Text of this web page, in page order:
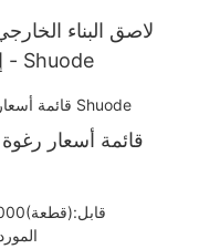
إيبوكسي مكون من مكونين بالجملة - Shuode
قائمة أسعار